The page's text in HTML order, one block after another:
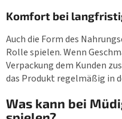
Komfort bei
Auch die Form des
Rolle spielen. Wenn
Verpackung dem Kunden
das Produkt regelmäßig in
Was kann bei